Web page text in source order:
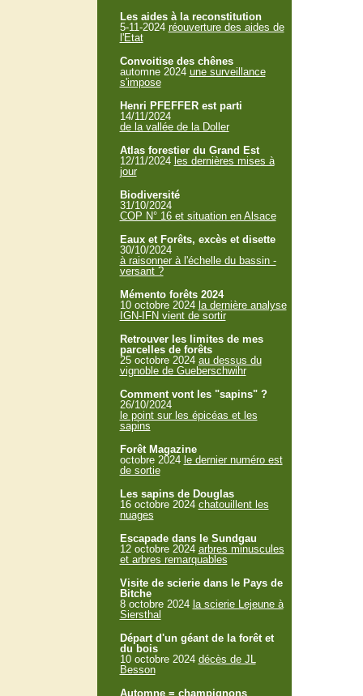
Les aides à la reconstitution
5-11-2024 réouverture des aides de
l'Etat
Convoitise des chênes
automne 2024 une surveillance
s'impose
Henri PFEFFER est parti
14/11/2024
de la vallée de la Doller
Atlas forestier du Grand Est
12/11/2024 les dernières mises à
jour
Biodiversité
31/10/2024
COP N° 16 et situation en Alsace
Eaux et Forêts, excès et disette
30/10/2024
à raisonner à l'échelle du bassin -
versant ?
Mémento forêts 2024
10 octobre 2024 la dernière analyse
IGN-IFN vient de sortir
Retrouver les limites de mes
parcelles de forêts
25 octobre 2024 au dessus du
vignoble de Gueberschwihr
Comment vont les "sapins" ?
26/10/2024
le point sur les épicéas et les
sapins
Forêt Magazine
octobre 2024 le dernier numéro est
de sortie
Les sapins de Douglas
16 octobre 2024 chatouillent les
nuages
Escapade dans le Sundgau
12 octobre 2024 arbres minuscules
et arbres remarquables
Visite de scierie dans le Pays de
Bitche
8 octobre 2024 la scierie Lejeune à
Siersthal
Départ d'un géant de la forêt et
du bois
10 octobre 2024 décès de JL
Besson
Automne = champignons